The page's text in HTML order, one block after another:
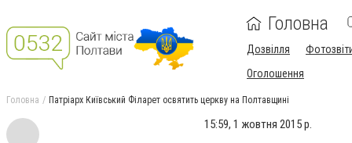
Головна
Дозвілля
Оголошення
Головна Патріарх Київський Філарет освятить церкву на Полтавщині
15:59, 1 жовтня 2015 р.